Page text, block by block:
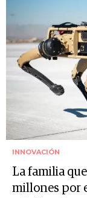
INNOVACIÓN
La familia
millones por